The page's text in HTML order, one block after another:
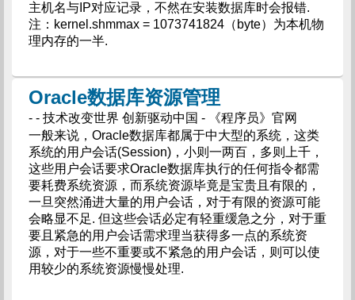
主机名与IP对应记录，不然在安装数据库时会报错.
注：kernel.shmmax = 1073741824（byte）为本机物
理内存的一半.
Oracle数据库资源管理
- - 技术改变世界 创新驱动中国 - 《程序员》官网
一般来说，Oracle数据库都属于中大型的系统，这类
系统的用户会话(Session)，小则一两百，多则上千，
这些用户会话要求Oracle数据库执行的任何指令都需
要耗费系统资源，而系统资源毕竟是宝贵且有限的，
一旦突然涌进大量的用户会话，对于有限的资源可能
会略显不足. 但这些会话必定有轻重缓急之分，对于重
要且紧急的用户会话需求理当获得多一点的系统资
源，对于一些不重要或不紧急的用户会话，则可以使
用较少的系统资源慢慢处理.